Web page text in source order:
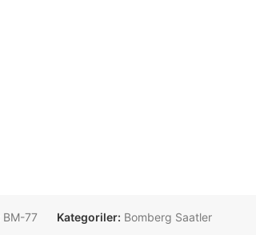
BM-77 Kategoriler: Bomberg Saatler